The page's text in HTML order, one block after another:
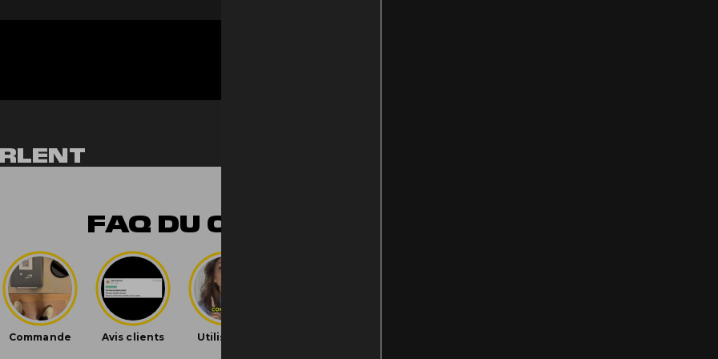
je cherche un CBD qui fait pas cheap, et là c’est exactement ce que je voulais. Juste parfait, le goût
Time)
FAQ DU CBD